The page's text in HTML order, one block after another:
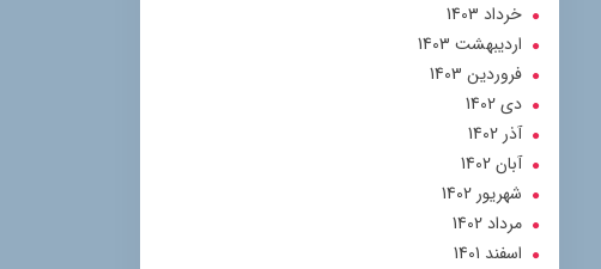
خرداد 1403
ارديبهشت 1403
فروردین 1403
دی 1402
آذر 1402
آبان 1402
شهریور 1402
مرداد 1402
اسفند 1401